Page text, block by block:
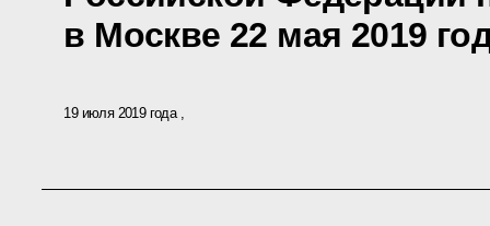
в Москве 22 мая 2019
19 июля 2019 года